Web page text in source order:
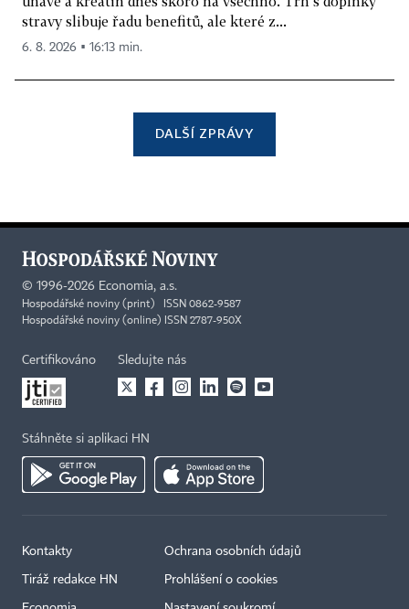
stravy slibuje řadu benefitů, ale které z...
6. 8. 2026 ▪ 16:13 min.
DALŠÍ ZPRÁVY
© 1996-2026 Economia, a.s.
Hospodářské noviny (print) ISSN 0862-9587
Hospodářské noviny (online) ISSN 2787-950X
Certifikováno Sledujte nás
Stáhněte si aplikaci HN
Kontakty
Tiráž redakce HN
Ochrana osobních údajů
Prohlášení o cookies